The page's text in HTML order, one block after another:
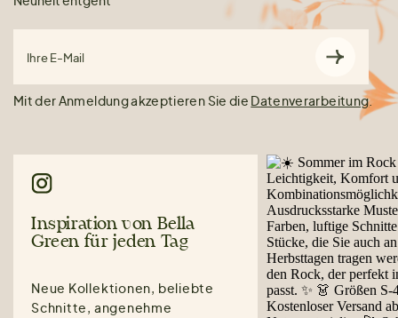
Ihre E-Mail
Mit der Anmeldung akzeptieren Sie die Datenverarbeitung.
Inspiration von Bella
Green für jeden Tag
Neue Kollektionen, beliebte
Schnitte, angenehme